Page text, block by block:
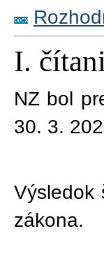
I.
NZ bol
30. 3.
Výsledok
zákona.